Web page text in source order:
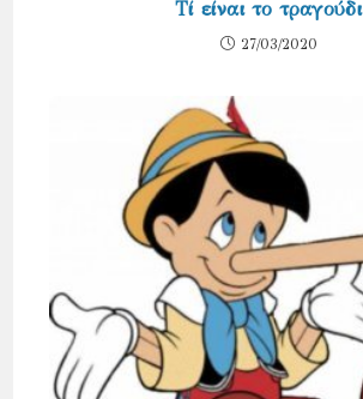
Τί είναι το τραγούδι
27/03/2020